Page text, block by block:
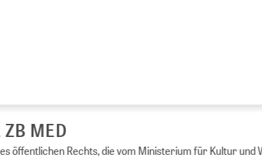
Rechts, die vom Ministerium für Kultur und